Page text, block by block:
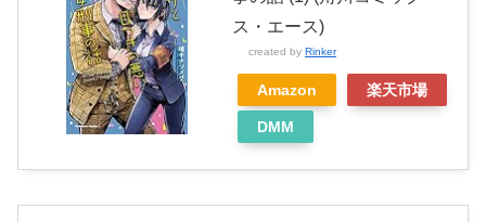
ス・エース)
created by Rinker
Amazon 楽天市場
DMM